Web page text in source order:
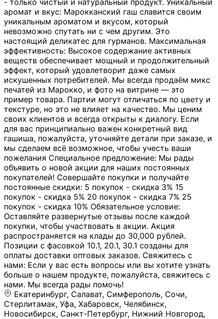
- только чистый и натуральный продукт. Уникальный
аромат и вкус: Марокканский гаш славится своим
уникальным ароматом и вкусом, который
невозможно спутать ни с чем другим. Это
настоящий деликатес для гурманов. Максимальная
эффективность: Высокое содержание активных
веществ обеспечивает мощный и продолжительный
эффект, который удовлетворит даже самых
искушенных потребителей. Мы всегда продаём микс
печатей из Марокко, и фото на витрине — это
пример товара. Партии могут отличаться по цвету и
текстуре, но это не влияет на качество. Мы ценим
своих клиентов и всегда открыты к диалогу. Если
для вас принципиально важен конкретный вид
гашиша, пожалуйста, уточняйте детали при заказе, и
мы сделаем всё возможное, чтобы учесть ваши
пожелания Специальное предложение: Мы рады
объявить о новой акции для наших постоянных
покупателей! Совершайте покупки и получайте
постоянные скидки: 5 покупок - скидка 3% 15
покупок - скидка 5% 20 покупок - скидка 7% 25
покупок - скидка 10% Обязательное условие:
Оставляйте развернутые отзывы после каждой
покупки, чтобы участвовать в акции. Акция
распространяется на клады до 30,000 рублей.
Позиции с фасовкой 10.1, 20.1, 30.1 созданы для
оплаты доставки оптовых заказов. Свяжитесь с
нами: Если у вас есть вопросы или вы хотите узнать
больше о нашем продукте, пожалуйста, свяжитесь с
нами. Мы всегда рады помочь!
Екатеринбург, Салават, Симферополь, Сочи,
Стерлитамак, Уфа, Хабаровск, Челябинск,
Новосибирск, Санкт-Петербург, Нижний Новгород,